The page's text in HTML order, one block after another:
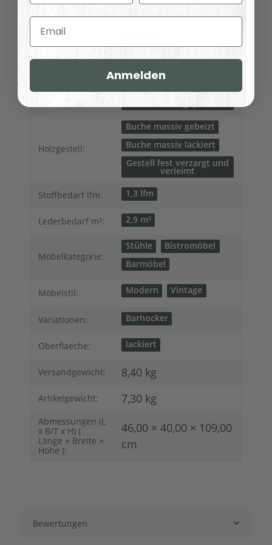
Sitztiefe: 40 cm
Sitzbreite:
Sitzfläche komfortabel
gepolstert
Rückenlehne
Holzgestell:
Buche massiv gebeizt
Buche massiv lackiert
Gestell fest verzargt und
verleimt
Stoffbedarf lfm: 1,3 lfm
Lederbedarf m²: 2,9 m²
Möbelkategorie:
Stühle
Bistromöbel
Barmöbel
Möbelstil: Modern Vintage
Variationen: Barhocker
Oberflaeche: lackiert
Versandgewicht: 8,40 kg
Artikelgewicht: 7,30 kg
Abmessungen (L
x B/T x H) (
Länge × Breite ×
Höhe ):
46,00 × 40,00 × 109,00
cm
Bewertungen
Email
Anmelden